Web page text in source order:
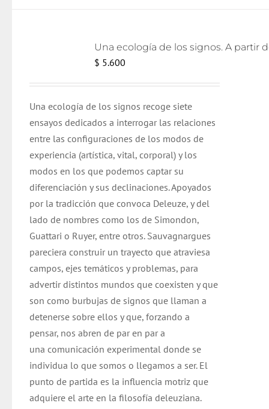
$ 5.600
Una ecología de los signos recoge siete
ensayos dedicados a interrogar las relaciones
entre las configuraciones de los modos de
experiencia (artística, vital, corporal) y los
modos en los que podemos captar su
diferenciación y sus declinaciones. Apoyados
por la tradicción que convoca Deleuze, y del
lado de nombres como los de Simondon,
Guattari o Ruyer, entre otros. Sauvagnargues
pareciera construir un trayecto que atraviesa
campos, ejes temáticos y problemas, para
advertir distintos mundos que coexisten y que
son como burbujas de signos que llaman a
detenerse sobre ellos y que, forzando a
pensar, nos abren de par en par a
una comunicación experimental donde se
individua lo que somos o llegamos a ser. El
punto de partida es la influencia motriz que
adquiere el arte en la filosofía deleuziana.